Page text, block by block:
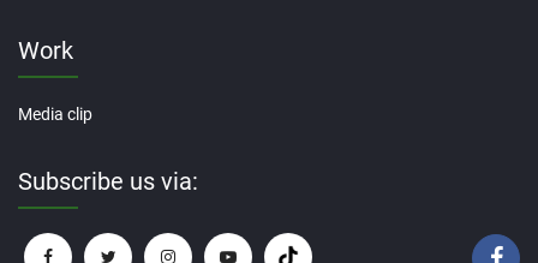
Work
Media clip
Subscribe us via: